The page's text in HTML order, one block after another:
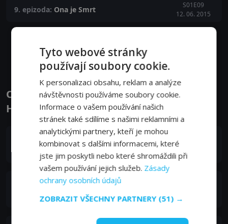
9. epizoda: Ona je Smrt
S01E09
12. 06. 2015
Obsazení filmu nebo pořadu Poslové -
Herci a tvůrci
Diogo Morgado
The Man
Joel Courtney
Peter Moore
Tyto webové stránky
používají soubory cookie.
K personalizaci obsahu, reklam a analýze
návštěvnosti používáme soubory cookie.
Informace o vašem používání našich
stránek také sdílíme s našimi reklamními a
analytickými partnery, kteří je mohou
kombinovat s dalšími informacemi, které
jste jim poskytli nebo které shromáždili při
vašem používání jejich služeb. Zásady
ochrany osobních údajů
ZOBRAZIT VŠECHNY PARTNERY (51) →